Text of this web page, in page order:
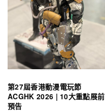
第27屆香港動漫電玩節
ACGHK 2026 | 10大重點展前
預告